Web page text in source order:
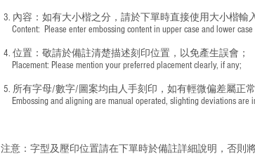
3. 內容：如有大小楷之分，請於下單時直接使用大小楷輸
Content: Please enter embossing content in upper case and lower case
4. 位置：敬請於備註清楚描述刻印位置，以免產生誤會；
​ Placement: Please mention your preferred placement clearly, if any;
5. 所有字母/數字/圖案均由人手刻印，如有輕微偏差屬正
Embossing and aligning are manual operated, slighting deviations are
注意：字型及壓印位置請在下單時於備註詳細說明，否則